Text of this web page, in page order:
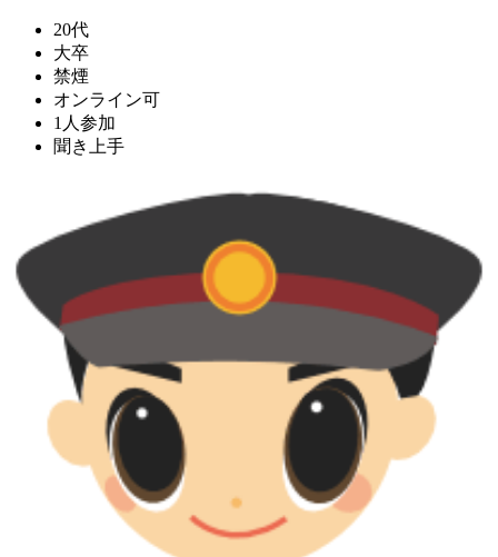
20代
大卒
禁煙
オンライン可
1人参加
聞き上手